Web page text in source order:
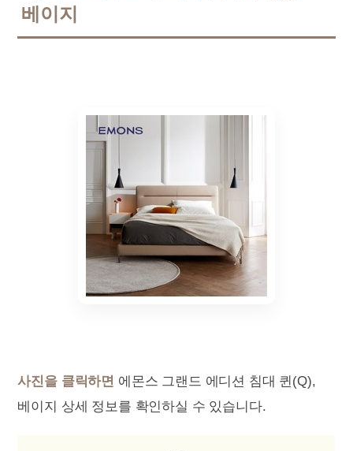
베이지
사진을 클릭하면 에몬스 그랜드 에디션 침대 퀸(Q),
베이지 상세 정보를 확인하실 수 있습니다.